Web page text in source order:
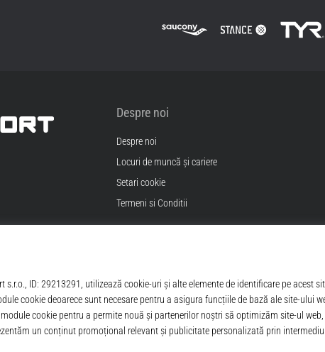
Despre noi
Despre noi
Locuri de muncă și cariere
Setari cookie
Termeni si Conditii